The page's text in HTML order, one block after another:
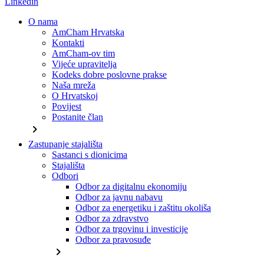
O nama
AmCham Hrvatska
Kontakti
AmCham-ov tim
Vijeće upravitelja
Kodeks dobre poslovne prakse
Naša mreža
O Hrvatskoj
Povijest
Postanite član
chevron_right
Zastupanje stajališta
Sastanci s dionicima
Stajališta
Odbori
Odbor za digitalnu ekonomiju
Odbor za javnu nabavu
Odbor za energetiku i zaštitu okoliša
Odbor za zdravstvo
Odbor za trgovinu i investicije
Odbor za pravosuđe
chevron_right